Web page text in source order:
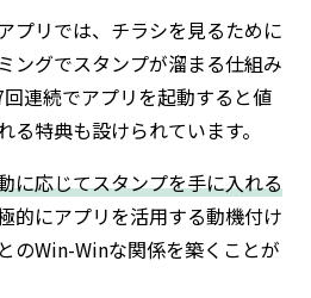
プリでは、チラシを見るために
ングでスタンプが溜まる仕組み
連続でアプリを起動すると値
特典も設けられています。
に応じてスタンプを手に入れる
的にアプリを活用する動機付け
のWin-Winな関係を築くことが